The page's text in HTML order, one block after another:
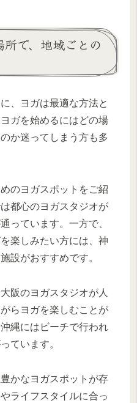
で、地域ごとの
、ヨガは最適な方法と
ガを始めるにはどの場
か迷ってしまう方も多
のヨガスポットをご紹
都心のヨガスタジオが
っています。一方で、
楽しみたい方には、神
設がおすすめです。
阪のヨガスタジオが人
らヨガを楽しむことが
縄にはビーチで行われ
ています。
かなヨガスポットが存
ライフスタイルに合っ